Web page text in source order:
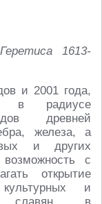
1613-
и 2001 года,
в радиусе
древней
железа, а
и других
возможность с
открытие
и